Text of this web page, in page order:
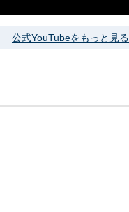
公式YouTubeをもっと見る